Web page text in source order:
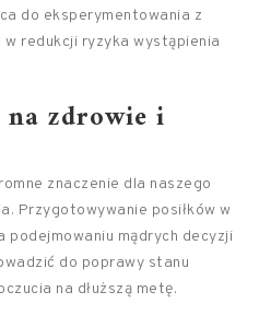
do eksperymentowania z
redukcji ryzyka wystąpienia
na zdrowie i
znaczenie dla naszego
Przygotowywanie posiłków w
podejmowaniu mądrych decyzji
do poprawy stanu
na dłuższą metę.